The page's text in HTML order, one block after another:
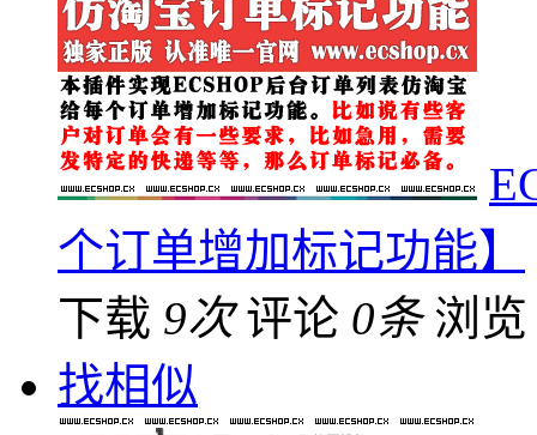
个订单增加标记功能】
下载 9次 评论 0条 浏
找相似